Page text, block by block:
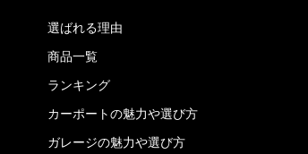
選ばれる理由
商品一覧
ランキング
カーポートの魅力や選び方
ガレージの魅力や選び方